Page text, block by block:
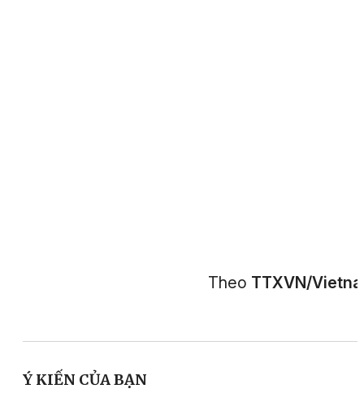
Theo TTXVN/
Ý KIẾN CỦA BẠN